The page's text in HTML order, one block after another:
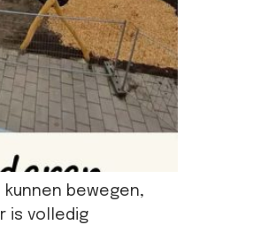
bewegen,
is volledig